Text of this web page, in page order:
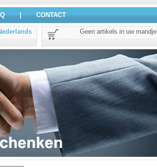
CONTACT
Geen artikels in uw mandje